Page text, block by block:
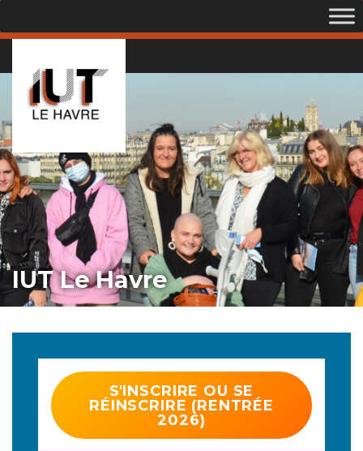
IUT Le Havre
S'INSCRIRE OU SE
RÉINSCRIRE (RENTRÉE
2026)